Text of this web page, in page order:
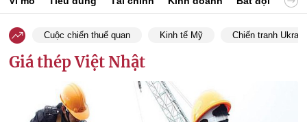
Cuộc chiến thuế quan Kinh tế Mỹ Chiến tranh
Giá thép Việt Nhật